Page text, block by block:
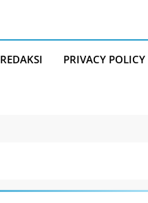
REDAKSI PRIVACY POLICY